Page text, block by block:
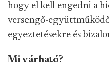
hogy el kell engedni a
versengő-
egyeztetésekre és
Mi várható?